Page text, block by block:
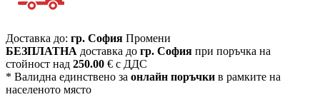
Доставка до: гр. София Промени
БЕЗПЛАТНА доставка до гр. София при поръчка на
стойност над 250.00 € с ДДС
* Валидна единствено за онлайн поръчки в рамките на
населеното място